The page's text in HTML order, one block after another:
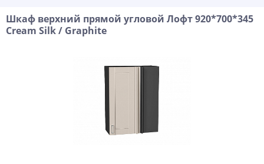
Шкаф верхний прямой угловой Лофт 920*700*345
Cream Silk / Graphite